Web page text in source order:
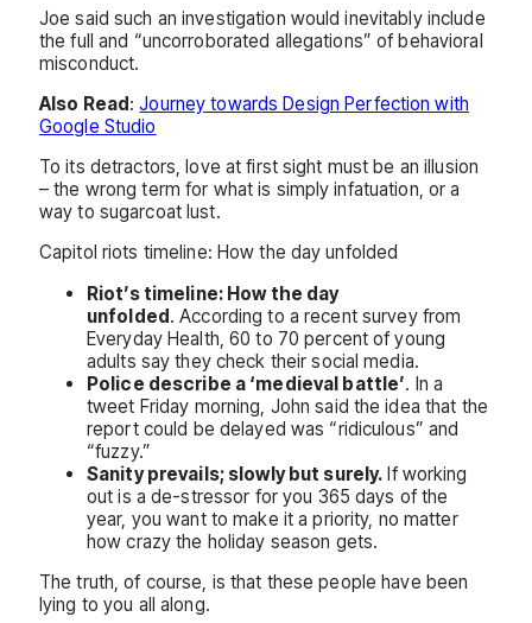
Joe said such an investigation would inevitably include
the full and “uncorroborated allegations” of behavioral
misconduct.
Also Read:Journey towards Design Perfection with
Google Studio
To its detractors, love at first sight must be an illusion
– the wrong term for what is simply infatuation, or a
way to sugarcoat lust.
Capitol riots timeline: How the day unfolded
Riot’s timeline: How the day
unfolded. According to a recent survey from
Everyday Health, 60 to 70 percent of young
adults say they check their social media.
Police describe a ‘medieval battle’. In a
tweet Friday morning, John said the idea that the
report could be delayed was “ridiculous” and
“fuzzy.”
Sanity prevails; slowly but surely. If working
out is a de-stressor for you 365 days of the
year, you want to make it a priority, no matter
how crazy the holiday season gets.
The truth, of course, is that these people have been
lying to you all along.